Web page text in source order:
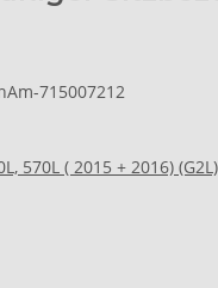
715007212
570L ( 2015 + 2016) (G2L)